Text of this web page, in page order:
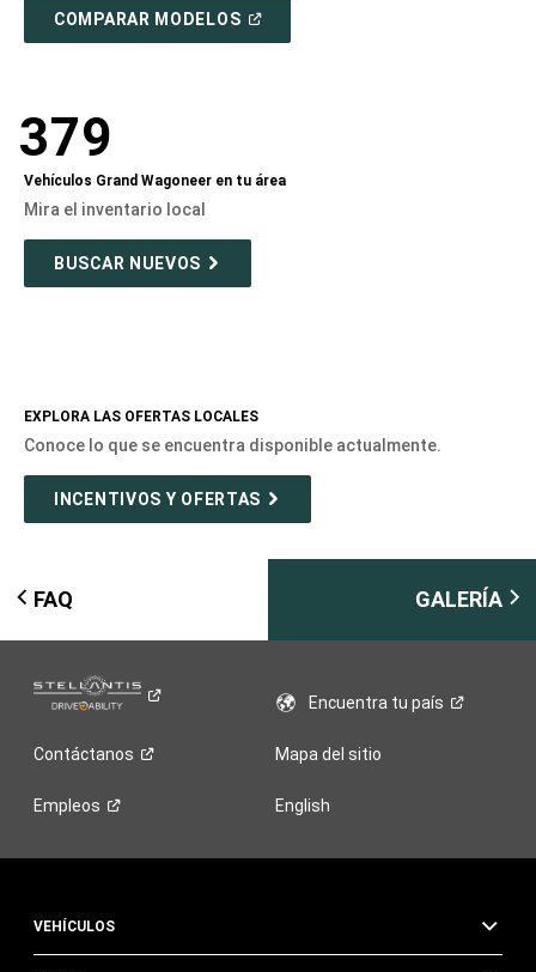
COMPARAR MODELOS(ABRIR
379
Vehículos Grand Wagoneer en tu área
Mira el inventario local
BUSCAR NUEVOS
EXPLORA LAS OFERTAS LOCALES
Conoce lo que se encuentra disponible actualmente.
INCENTIVOS Y OFERTAS
FAQ GALERÍA
Encuentra tupaís
Contáctanos Mapa del sitio
Empleos English
VEHÍCULOS